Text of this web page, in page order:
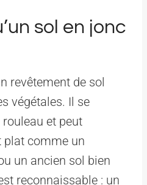
sol en jonc
revêtement de sol
végétales. Il se
et peut
plat comme un
un ancien sol bien
reconnaissable : un